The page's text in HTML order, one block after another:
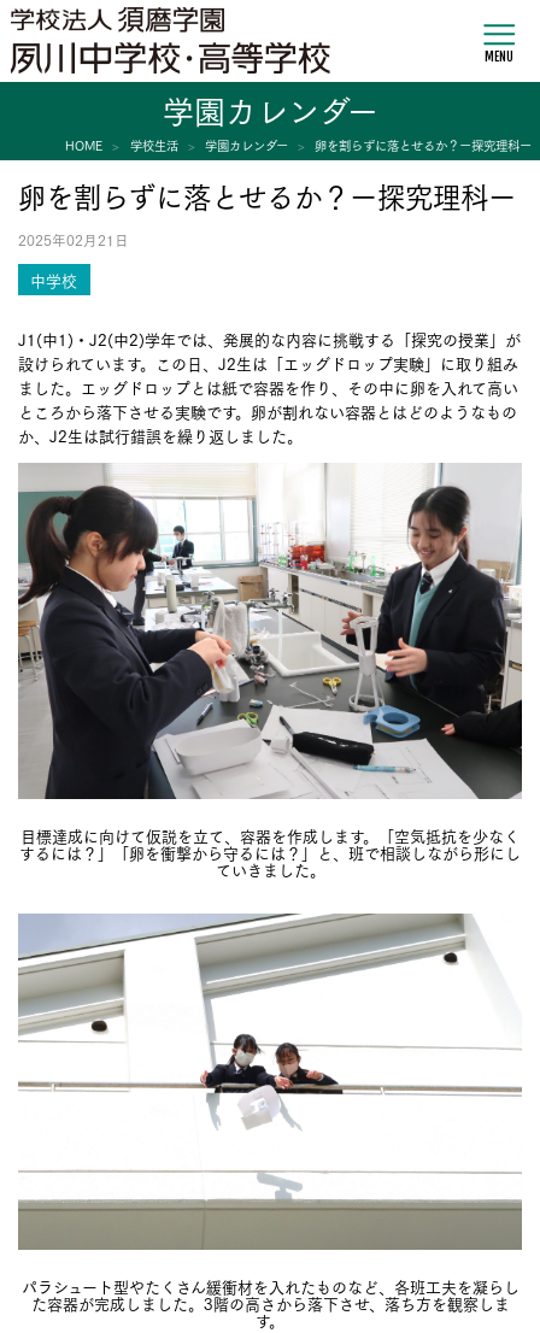
MENU
学園カレンダー
HOME 学校生活 学園カレンダー 卵を割らずに落とせるか？ー探究理科ー
卵を割らずに落とせるか？ー探究理科ー
2025年02月21日
中学校
J1(中1)・J2(中2)学年では、発展的な内容に挑戦する「探究の授業」が
設けられています。この日、J2生は「エッグドロップ実験」に取り組み
ました。エッグドロップとは紙で容器を作り、その中に卵を入れて高い
ところから落下させる実験です。卵が割れない容器とはどのようなもの
か、J2生は試行錯誤を繰り返しました。
目標達成に向けて仮説を立て、容器を作成します。「空気抵抗を少なく
するには？」「卵を衝撃から守るには？」と、班で相談しながら形にし
ていきました。
パラシュート型やたくさん緩衝材を入れたものなど、各班工夫を凝らし
た容器が完成しました。3階の高さから落下させ、落ち方を観察しま
す。